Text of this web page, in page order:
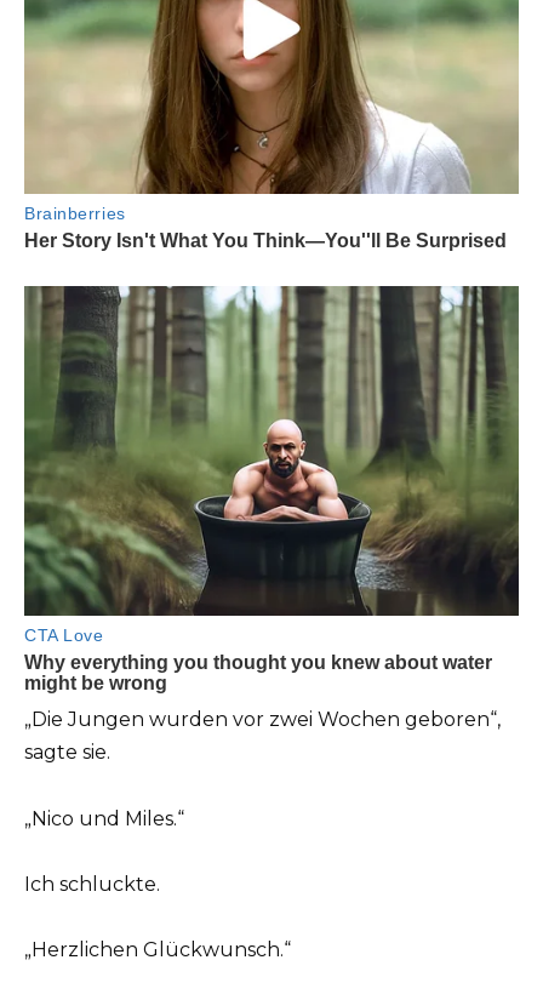
„Die Jungen wurden vor zwei Wochen geboren“,
sagte sie.
„Nico und Miles.“
Ich schluckte.
„Herzlichen Glückwunsch.“